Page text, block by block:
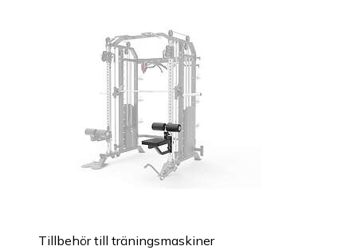
Tillbehör till träningsmaskiner